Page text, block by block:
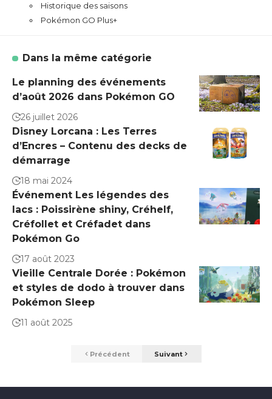
Historique des saisons
Pokémon GO Plus+
Dans la même catégorie
Le planning des événements
d’août 2026 dans Pokémon GO
26 juillet 2026
Disney Lorcana : Les Terres
d’Encres – Contenu des decks de
démarrage
18 mai 2024
Événement Les légendes des
lacs : Poissirène shiny, Créhelf,
Créfollet et Créfadet dans
Pokémon Go
17 août 2023
Vieille Centrale Dorée : Pokémon
et styles de dodo à trouver dans
Pokémon Sleep
11 août 2025
Précédent Suivant